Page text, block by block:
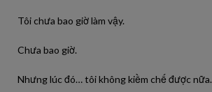
Tôi chưa bao giờ làm vậy.
Chưa bao giờ.
Nhưng lúc đó… tôi không kiềm chế được nữa.